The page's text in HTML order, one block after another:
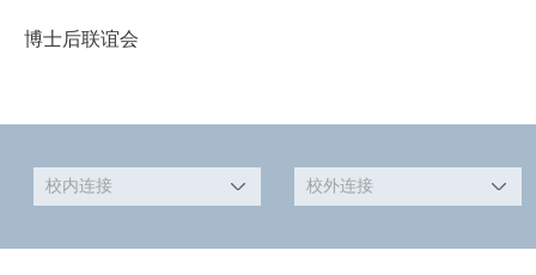
博士后联谊会
校内连接 校外连接